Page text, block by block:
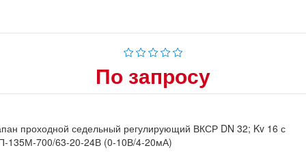
По запросу
проходной седельный регулирующий ВКСР DN 32; Kv 16 с
135М-700/63-20-24В (0-10В/4-20мА)